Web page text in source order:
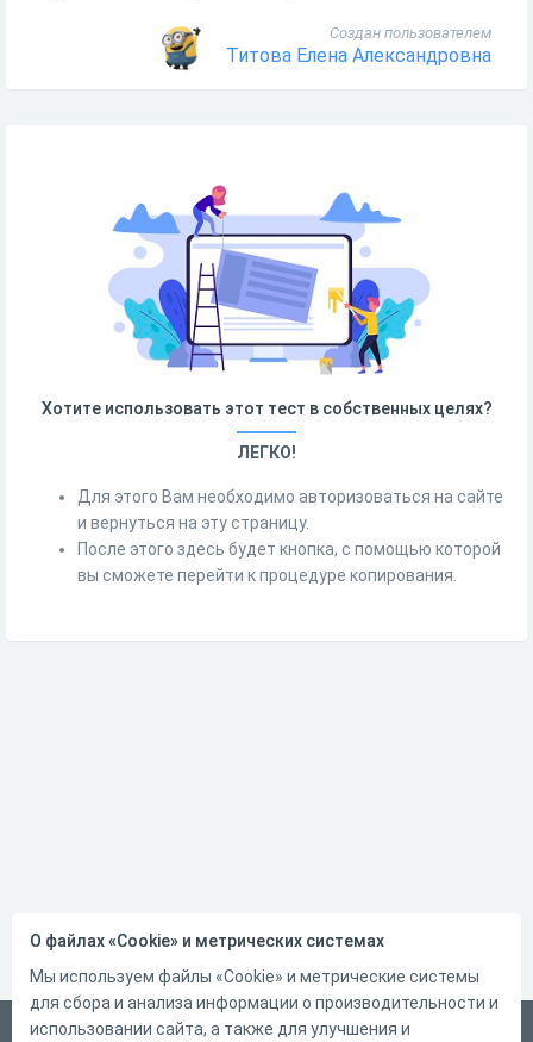
Создан пользователем
Титова Елена Александровна
Хотите использовать этот тест в собственных целях?
ЛЕГКО!
Для этого Вам необходимо авторизоваться на сайте
и вернуться на эту страницу.
После этого здесь будет кнопка, с помощью которой
вы сможете перейти к процедуре копирования.
Русский
О файлах «Cookie» и метрических системах
Мы используем файлы «Cookie» и метрические системы
для сбора и анализа информации о производительности и
использовании сайта, а также для улучшения и